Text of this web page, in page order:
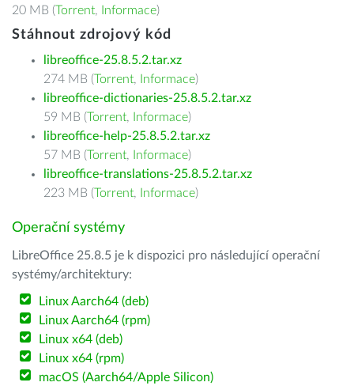
20 MB (Torrent, Informace)
Stáhnout zdrojový kód
libreoffice-25.8.5.2.tar.xz
274 MB (Torrent, Informace)
libreoffice-dictionaries-25.8.5.2.tar.xz
59 MB (Torrent, Informace)
libreoffice-help-25.8.5.2.tar.xz
57 MB (Torrent, Informace)
libreoffice-translations-25.8.5.2.tar.xz
223 MB (Torrent, Informace)
Operační systémy
LibreOffice 25.8.5 je k dispozici pro následující operační
systémy/architektury:
Linux Aarch64 (deb)
Linux Aarch64 (rpm)
Linux x64 (deb)
Linux x64 (rpm)
macOS (Aarch64/Apple Silicon)